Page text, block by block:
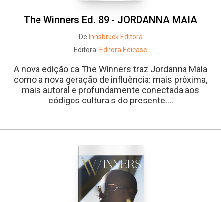
The Winners Ed. 89 - JORDANNA MAIA
De Innsbruck Editora
Editora: Editora Edicase
A nova edição da The Winners traz Jordanna Maia
como a nova geração de influência: mais próxima,
mais autoral e profundamente conectada aos
códigos culturais do presente....